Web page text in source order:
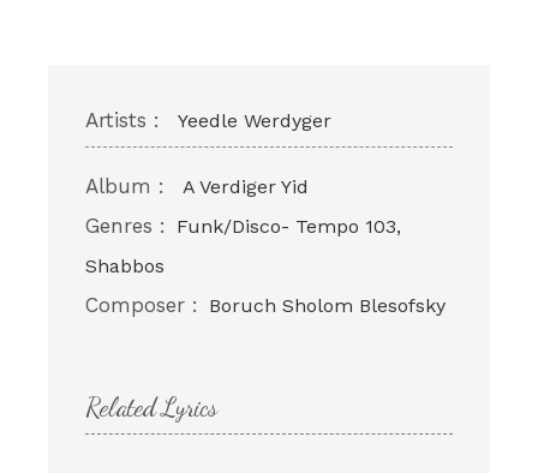
Artists : Yeedle Werdyger
Album : A Verdiger Yid
Genres :
Funk/Disco- Tempo 103,
Shabbos
Composer : Boruch Sholom Blesofsky
Related Lyrics